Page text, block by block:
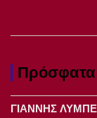
Πρόσφατα
ΓΙΑΝΝΗΣ